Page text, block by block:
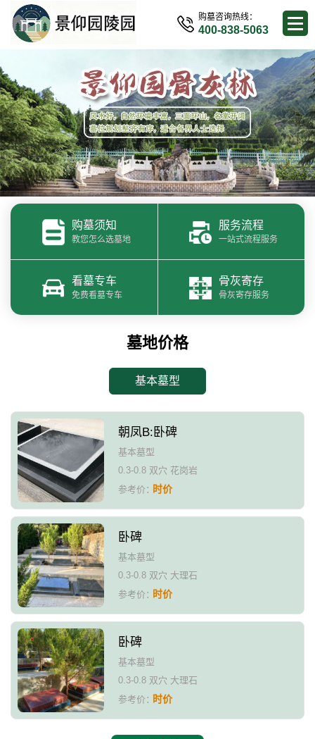
购墓咨询热线：
400-838-5063
购墓须知
教您怎么选墓地
服务流程
一站式流程服务
看墓专车
免费看墓专车
骨灰寄存
骨灰寄存服务
墓地价格
基本墓型
朝凤B:卧碑
基本墓型
0.3-0.8 双穴 花岗岩
参考价：时价
卧碑
基本墓型
0.3-0.8 双穴 大理石
参考价：时价
卧碑
基本墓型
0.3-0.8 双穴 大理石
参考价：时价